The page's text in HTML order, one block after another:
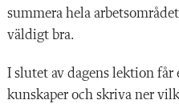
summera hela
väldigt bra.
I slutet av dagens lektion får
kunskaper och skriva ner